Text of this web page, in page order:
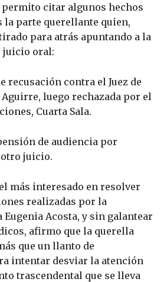
permito citar algunos hechos
la parte querellante quien,
para atrás apuntando a la
juicio oral:
recusación contra el Juez de
luego rechazada por el
Cuarta Sala.
de audiencia por
juicio.
más interesado en resolver
realizadas por la
Acosta, y sin galantear
afirmo que la querella
que un llanto de
intentar desviar la atención
trascendental que se lleva